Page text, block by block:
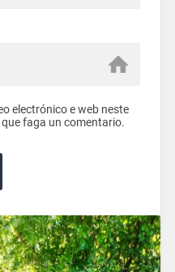
electrónico e web neste
faga un comentario.